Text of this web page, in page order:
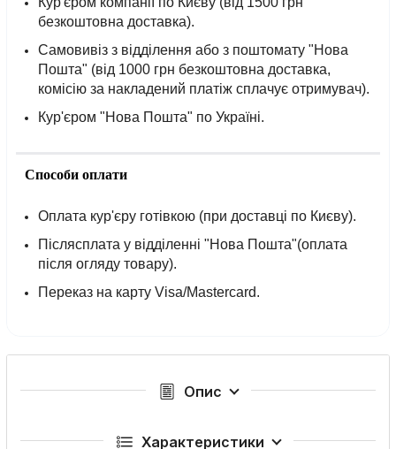
безкоштовна доставка).
Самовивіз з відділення або з поштомату "Нова
Пошта" (від 1000 грн безкоштовна доставка,
комісію за накладений платіж сплачує отримувач).
Кур'єром "Нова Пошта" по Україні.
Способи оплати
Оплата кур'єру готівкою (при доставці по Києву).
Післясплата у відділенні "Нова Пошта"(оплата
після огляду товару).
Переказ на карту Visa/Mastercard.
Опис
Характеристики